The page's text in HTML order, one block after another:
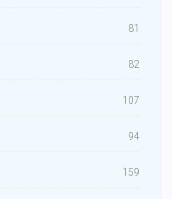
81
82
107
94
159